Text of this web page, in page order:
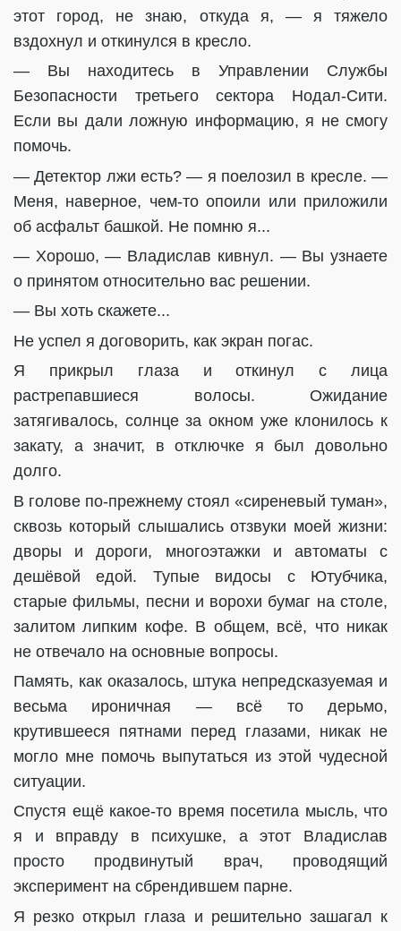
этот город, не знаю, откуда я, — я тяжело
вздохнул и откинулся в кресло.
— Вы находитесь в Управлении Службы
Безопасности третьего сектора Нодал-Сити.
Если вы дали ложную информацию, я не смогу
помочь.
— Детектор лжи есть? — я поелозил в кресле. —
Меня, наверное, чем-то опоили или приложили
об асфальт башкой. Не помню я...
— Хорошо, — Владислав кивнул. — Вы узнаете
о принятом относительно вас решении.
— Вы хоть скажете...
Не успел я договорить, как экран погас.
Я прикрыл глаза и откинул с лица
растрепавшиеся волосы. Ожидание
затягивалось, солнце за окном уже клонилось к
закату, а значит, в отключке я был довольно
долго.
В голове по-прежнему стоял «сиреневый туман»,
сквозь который слышались отзвуки моей жизни:
дворы и дороги, многоэтажки и автоматы с
дешёвой едой. Тупые видосы с Ютубчика,
старые фильмы, песни и ворохи бумаг на столе,
залитом липким кофе. В общем, всё, что никак
не отвечало на основные вопросы.
Память, как оказалось, штука непредсказуемая и
весьма ироничная — всё то дерьмо,
крутившееся пятнами перед глазами, никак не
могло мне помочь выпутаться из этой чудесной
ситуации.
Спустя ещё какое-то время посетила мысль, что
я и вправду в психушке, а этот Владислав
просто продвинутый врач, проводящий
эксперимент на сбрендившем парне.
Я резко открыл глаза и решительно зашагал к